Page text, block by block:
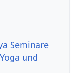
Seminare
und